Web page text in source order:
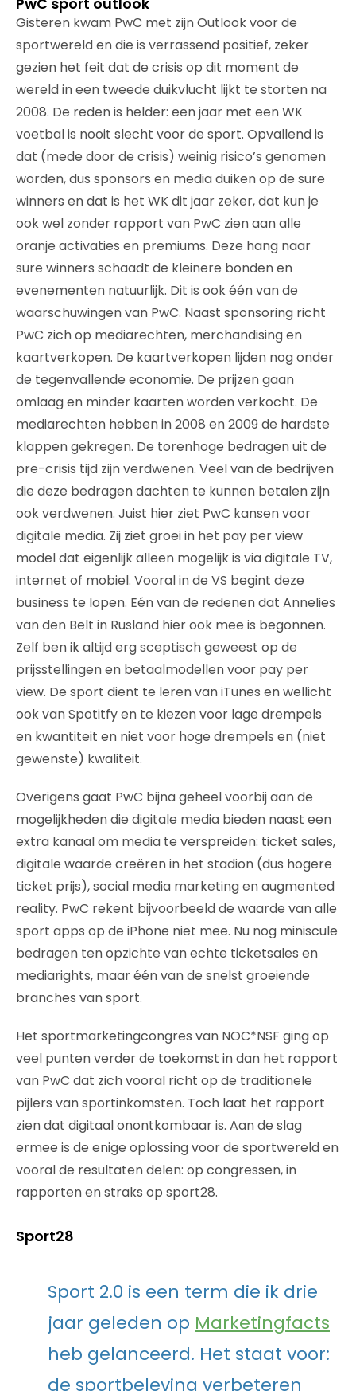
Gisteren kwam PwC met zijn Outlook voor de
sportwereld en die is verrassend positief, zeker
gezien het feit dat de crisis op dit moment de
wereld in een tweede duikvlucht lijkt te storten na
2008. De reden is helder: een jaar met een WK
voetbal is nooit slecht voor de sport. Opvallend is
dat (mede door de crisis) weinig risico’s genomen
worden, dus sponsors en media duiken op de sure
winners en dat is het WK dit jaar zeker, dat kun je
ook wel zonder rapport van PwC zien aan alle
oranje activaties en premiums. Deze hang naar
sure winners schaadt de kleinere bonden en
evenementen natuurlijk. Dit is ook één van de
waarschuwingen van PwC. Naast sponsoring richt
PwC zich op mediarechten, merchandising en
kaartverkopen. De kaartverkopen lijden nog onder
de tegenvallende economie. De prijzen gaan
omlaag en minder kaarten worden verkocht. De
mediarechten hebben in 2008 en 2009 de hardste
klappen gekregen. De torenhoge bedragen uit de
pre-crisis tijd zijn verdwenen. Veel van de bedrijven
die deze bedragen dachten te kunnen betalen zijn
ook verdwenen. Juist hier ziet PwC kansen voor
digitale media. Zij ziet groei in het pay per view
model dat eigenlijk alleen mogelijk is via digitale TV,
internet of mobiel. Vooral in de VS begint deze
business te lopen. Eén van de redenen dat Annelies
van den Belt in Rusland hier ook mee is begonnen.
Zelf ben ik altijd erg sceptisch geweest op de
prijsstellingen en betaalmodellen voor pay per
view. De sport dient te leren van iTunes en wellicht
ook van Spotitfy en te kiezen voor lage drempels
en kwantiteit en niet voor hoge drempels en (niet
gewenste) kwaliteit.
Overigens gaat PwC bijna geheel voorbij aan de
mogelijkheden die digitale media bieden naast een
extra kanaal om media te verspreiden: ticket sales,
digitale waarde creëren in het stadion (dus hogere
ticket prijs), social media marketing en augmented
reality. PwC rekent bijvoorbeeld de waarde van alle
sport apps op de iPhone niet mee. Nu nog miniscule
bedragen ten opzichte van echte ticketsales en
mediarights, maar één van de snelst groeiende
branches van sport.
Het sportmarketingcongres van NOC*NSF ging op
veel punten verder de toekomst in dan het rapport
van PwC dat zich vooral richt op de traditionele
pijlers van sportinkomsten. Toch laat het rapport
zien dat digitaal onontkombaar is. Aan de slag
ermee is de enige oplossing voor de sportwereld en
vooral de resultaten delen: op congressen, in
rapporten en straks op sport28.
Sport28
Sport 2.0 is een term die ik drie
jaar geleden op Marketingfacts
heb gelanceerd. Het staat voor:
de sportbeleving verbeteren